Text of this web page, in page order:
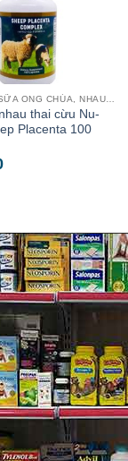
thai cừu Nu-
Placenta 100